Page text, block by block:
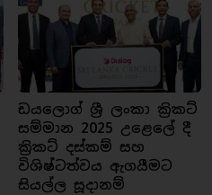
ඩයලොග් ශ්‍රී ලංකා ක්‍රිකට්
සම්මාන 2025 උළෙලේ දී
ක්‍රිකට් දස්කම් සහ
විශිෂ්ටත්වය ඇගයීමට
සියල්ල සූදානම්